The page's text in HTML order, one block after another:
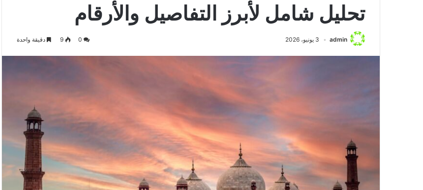
تحليل شامل لأبرز التفاصيل والأرقام
admin 3 يونيو، 2026 9 دقيقة واحدة
منذ يوم واحد
الرياضي
لويس في بطولة كرة القدم